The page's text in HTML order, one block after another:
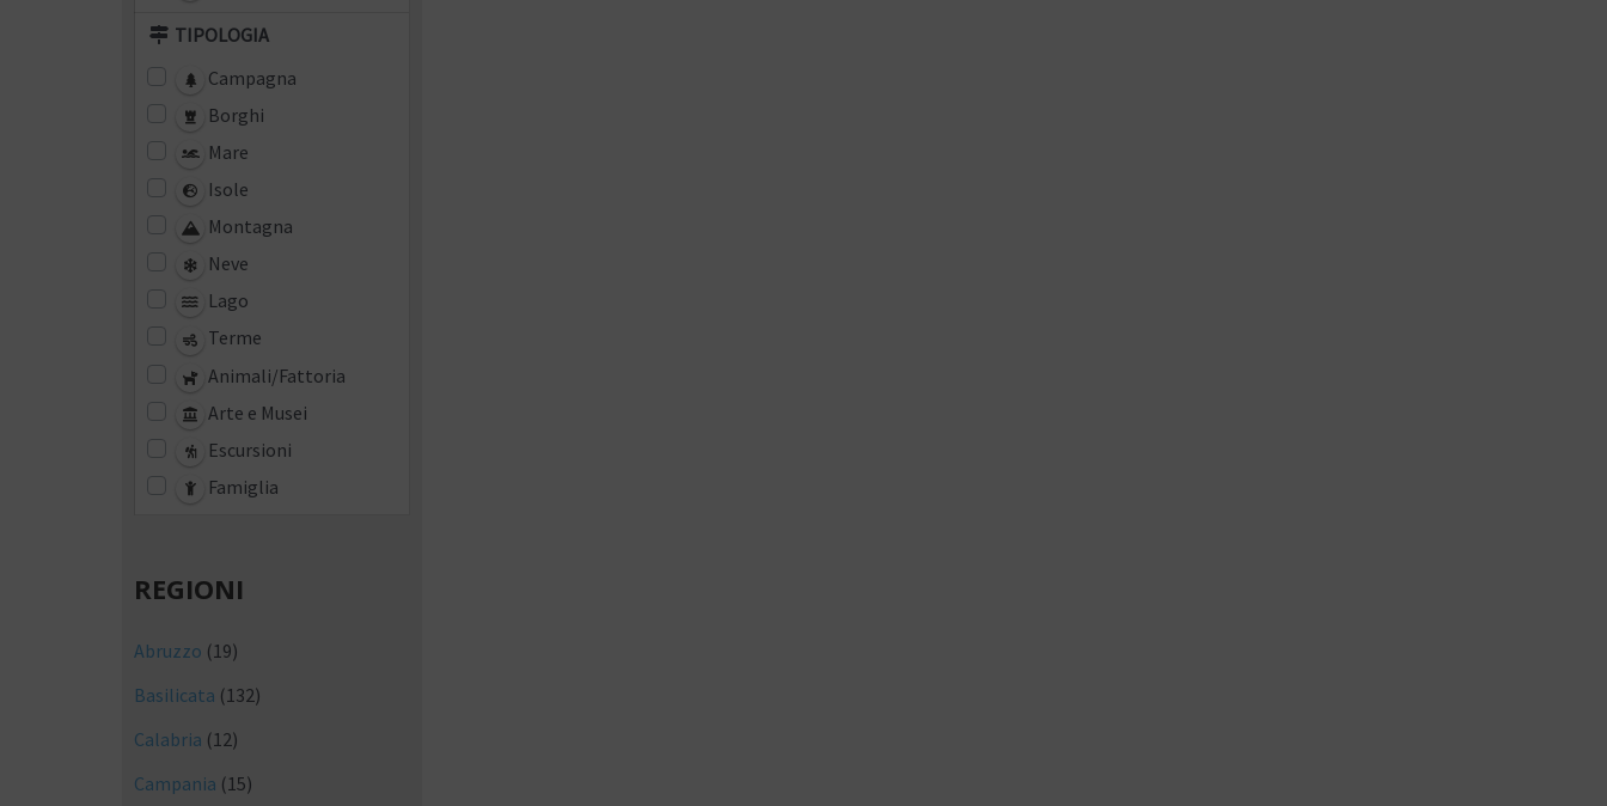
TIPOLOGIA
Campagna
Borghi
Mare
Isole
Montagna
Neve
Lago
Terme
Animali/Fattoria
Arte e Musei
Escursioni
Famiglia
REGIONI
Abruzzo (19)
Basilicata (132)
Calabria (12)
Campania (15)